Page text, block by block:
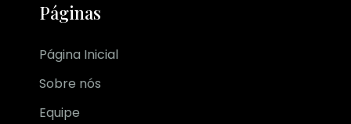
Páginas
Página Inicial
Sobre nós
Equipe